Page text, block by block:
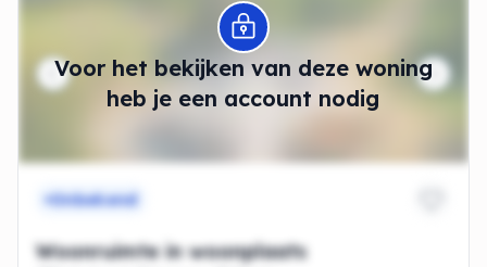
Voor het bekijken van deze woning
heb je een account nodig
Modal openen
Onbekend
Woonruimte in woonplaats